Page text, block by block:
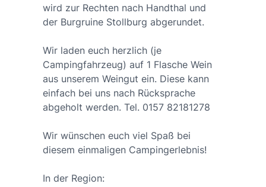
wird zur Rechten nach Handthal und
der Burgruine Stollburg abgerundet.
Wir laden euch herzlich (je
Campingfahrzeug) auf 1 Flasche Wein
aus unserem Weingut ein. Diese kann
einfach bei uns nach Rücksprache
abgeholt werden. Tel. 0157 82181278
Wir wünschen euch viel Spaß bei
diesem einmaligen Campingerlebnis!
In der Region: